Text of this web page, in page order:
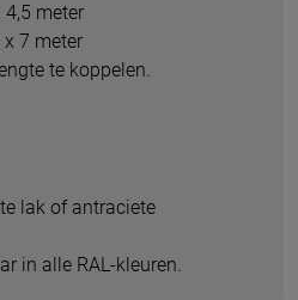
meter
7 meter
te koppelen.
lak of antraciete
in alle RAL-kleuren.